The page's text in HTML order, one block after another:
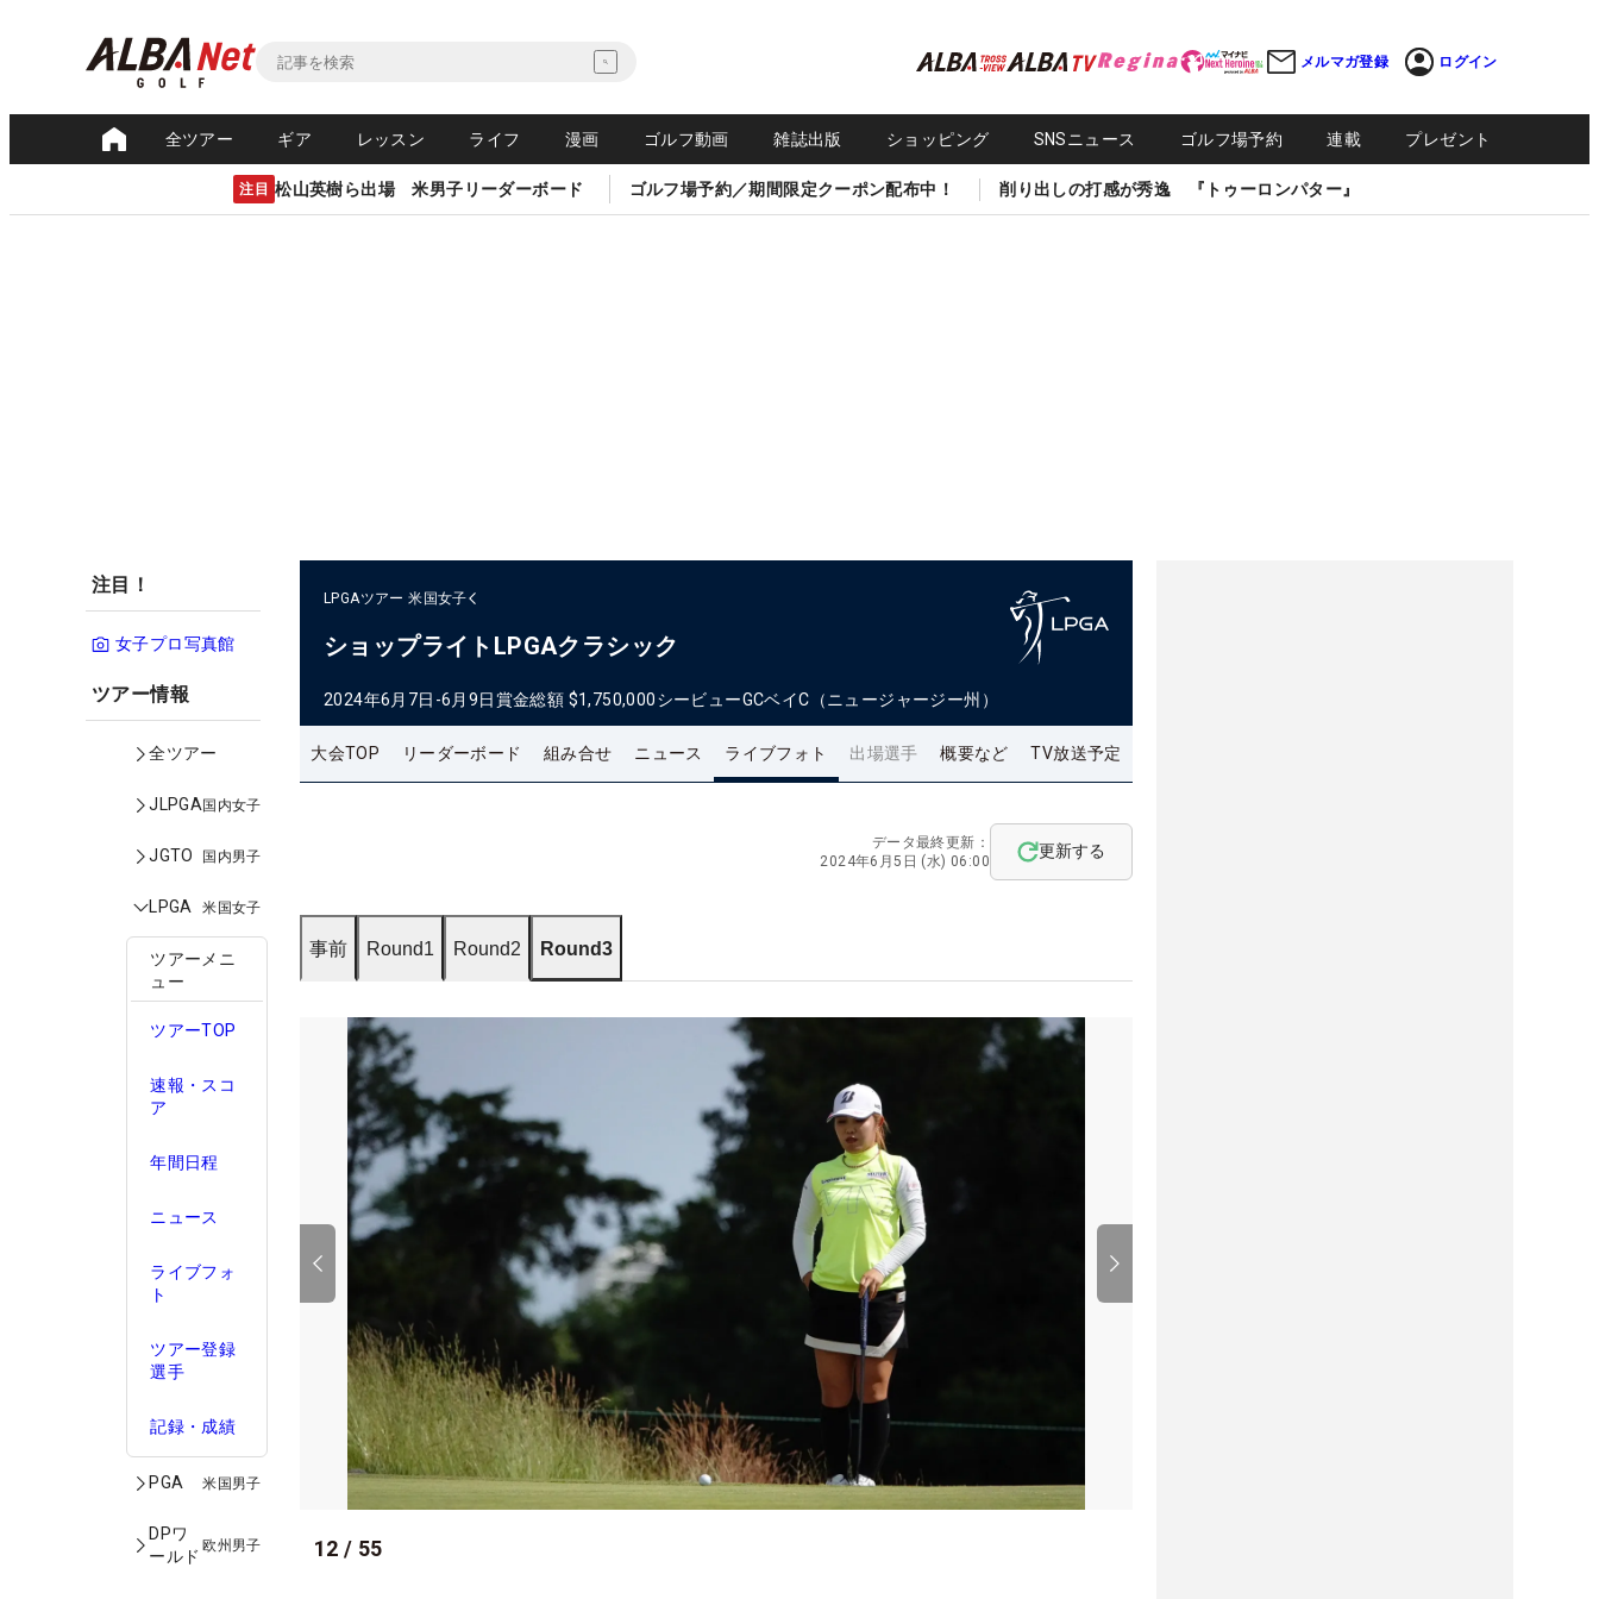
メルマガ登録 ログイン
全ツアー ギア レッスン ライフ 漫画 ゴルフ動画 雑誌出版 ショッピング SNSニュース ゴルフ場予約 連載 プレゼント
注目 松山英樹ら出場 米男子リーダーボード ゴルフ場予約／期間限定クーポン配布中！ 削り出しの打感が秀逸 『トゥーロンパター』
注目！
女子プロ写真館
ツアー情報
全ツアー
JLPGA国内女子
JGTO 国内男子
LPGA 米国女子
ツアーメニ
ュー
ツアーTOP
速報・スコ
ア
年間日程
ニュース
ライブフォ
ト
ツアー登録
選手
記録・成績
PGA 米国男子
DPワ
ールド
欧州男子
LPGAツアー 米国女子
ショップライトLPGAクラシック
2024年6月7日-6月9日賞金総額 $1,750,000シービューGCベイC（ニュージャージー州）
大会TOP リーダーボード 組み合せ ニュース ライブフォト 出場選手 概要など TV放送予定
データ最終更新：
2024年6月5日 (水) 06:00
更新する
事前 Round1 Round2 Round3
12 / 55